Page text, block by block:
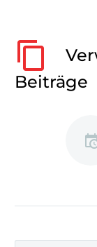
Beiträge